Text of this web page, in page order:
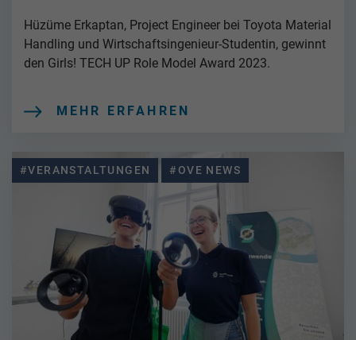
Hüzüme Erkaptan, Project Engineer bei Toyota Material
Handling und Wirtschaftsingenieur-Studentin, gewinnt
den Girls! TECH UP Role Model Award 2023.
MEHR ERFAHREN
#VERANSTALTUNGEN #OVE NEWS